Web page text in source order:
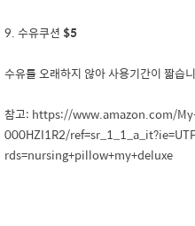
9. 수유쿠션 $5
수유를 오래하지 않아 사용기간이 짧습
참고: https://www.amazon.com/
000HZI1R2/
rds=nursing+pillow+my+deluxe